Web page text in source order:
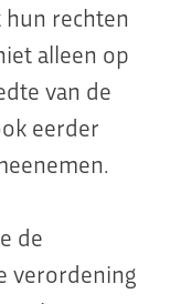
rechten
alleen op
van de
eerder
de
verordening